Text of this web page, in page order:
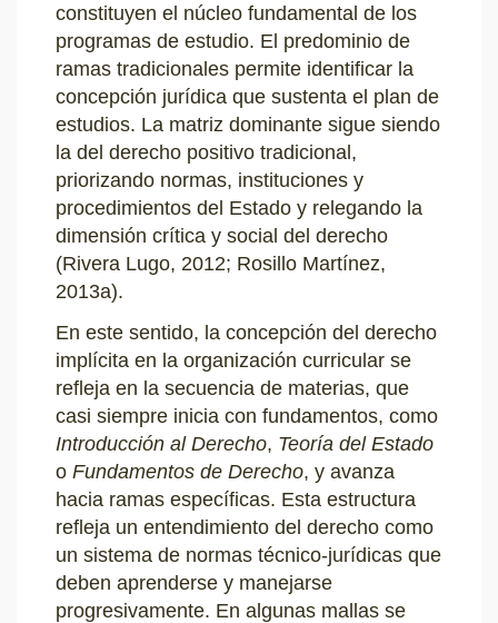
constituyen el núcleo fundamental de los
programas de estudio. El predominio de
ramas tradicionales permite identificar la
concepción jurídica que sustenta el plan de
estudios. La matriz dominante sigue siendo
la del derecho positivo tradicional,
priorizando normas, instituciones y
procedimientos del Estado y relegando la
dimensión crítica y social del derecho
(Rivera Lugo, 2012; Rosillo Martínez,
2013a).
En este sentido, la concepción del derecho
implícita en la organización curricular se
refleja en la secuencia de materias, que
casi siempre inicia con fundamentos, como
Introducción al Derecho, Teoría del Estado
o Fundamentos de Derecho, y avanza
hacia ramas específicas. Esta estructura
refleja un entendimiento del derecho como
un sistema de normas técnico-jurídicas que
deben aprenderse y manejarse
progresivamente. En algunas mallas se